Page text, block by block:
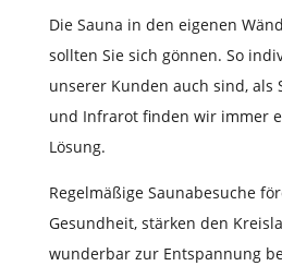
Die Sauna in den eigenen
sollten Sie sich gönnen. So
unserer Kunden auch sind, als
und Infrarot finden wir immer
Lösung.
Regelmäßige Saunabesuche
Gesundheit, stärken den
wunderbar zur Entspannung